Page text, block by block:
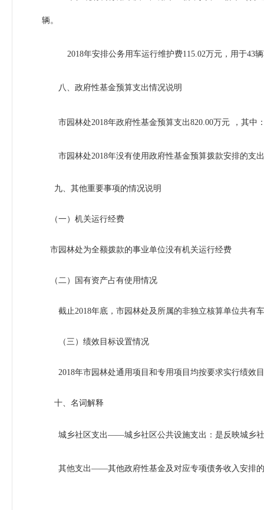
辆。
2018年安排公务用车运行维护费115.02万元，用于43
八、政府性基金预算支出情况说明
市园林处2018年政府性基金预算支出820.00万元 ，其中
市园林处2018年没有使用政府性基金预算拨款安排的支
九、其他重要事项的情况说明
（一）机关运行经费
市园林处为全额拨款的事业单位没有机关运行经费
（二）国有资产占有使用情况
截止2018年底，市园林处及所属的非独立核算单位共有
（三）绩效目标设置情况
2018年市园林处通用项目和专用项目均按要求实行绩效
十、名词解释
城乡社区支出——城乡社区公共设施支出：是反映城乡
其他支出——其他政府性基金及对应专项债务收入安排